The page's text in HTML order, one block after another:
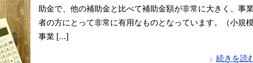
助金で、他の補助金と比べて補助金額が非常に大きく、事業
者の方にとって非常に有用なものとなっています。（小規模
事業 […]
続きを読